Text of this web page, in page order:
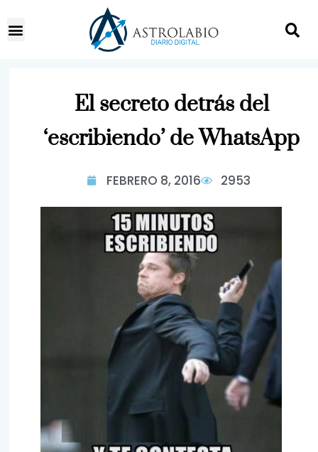
El secreto detrás del
‘escribiendo’ de WhatsApp
FEBRERO 8, 2016 2953